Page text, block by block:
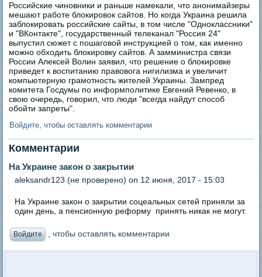
Российские чиновники и раньше намекали, что анонимайзеры
мешают работе блокировок сайтов. Но когда Украина решила
заблокировать российские сайты, в том числе "Одноклассники"
и "ВКонтакте", государственный телеканал "Россия 24"
выпустил сюжет с пошаговой инструкцией о том, как именно
можно обходить блокировку сайтов. А замминистра связи
России Алексей Волин заявил, что решение о блокировке
приведет к воспитанию правовога нигилизма и увеличит
компьютерную грамотность жителей Украины. Зампред
комитета Госдумы по информполитике Евгений Ревенко, в
свою очередь, говорил, что люди "всегда найдут способ
обойти запреты".
Войдите, чтобы оставлять комментарии
Комментарии
На Украине закон о закрытии
aleksandr123 (не проверено) on 12 июня, 2017 - 15:03
На Украине закон о закрытии соцеальных сетей приняли за
один день, а пенсионную реформу принять никак не могут.
Войдите , чтобы оставлять комментарии